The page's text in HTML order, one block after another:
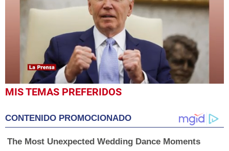
0
seconds
minute,
49
MIS TEMAS PREFERIDOS
CONTENIDO PROMOCIONADO
The Most Unexpected Wedding Dance Moments